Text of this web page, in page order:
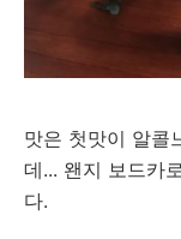
맛은 첫맛이 알콜
데... 왠지 보드카
다.